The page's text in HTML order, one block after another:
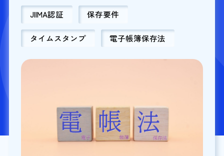
JIIMA認証 保存要件
タイムスタンプ 電子帳簿保存法